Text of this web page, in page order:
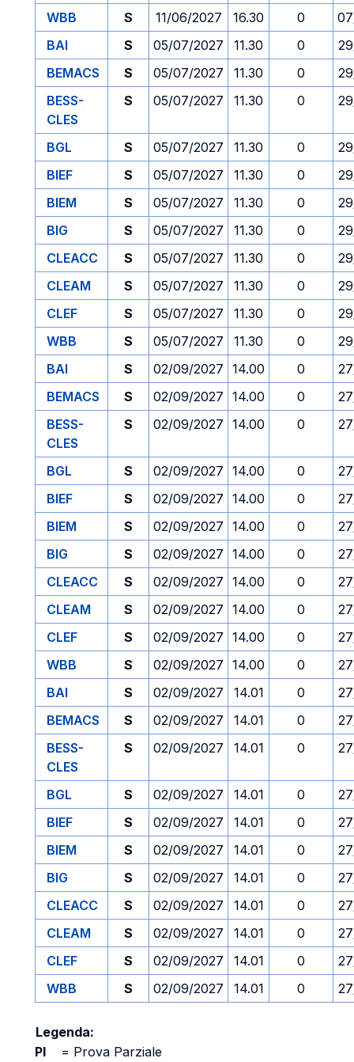
WBB
S 11/06/2027 16.30 0
BAI
S 05/07/2027 11.30 0
BEMACS
S 05/07/2027 11.30 0
BESS-
CLES
S 05/07/2027 11.30 0
BGL S 05/07/2027 11.30 0
BIEF
S 05/07/2027 11.30 0
BIEM
S 05/07/2027 11.30 0
BIG
S 05/07/2027 11.30 0
CLEACC
S 05/07/2027 11.30 0
CLEAM
S 05/07/2027 11.30 0
CLEF
S 05/07/2027 11.30 0
WBB
S 05/07/2027 11.30 0
BAI
S 02/09/2027 14.00 0
BEMACS
S 02/09/2027 14.00 0
BESS-
CLES
S 02/09/2027 14.00 0
BGL S 02/09/2027 14.00 0
BIEF
S 02/09/2027 14.00 0
BIEM
S 02/09/2027 14.00 0
BIG
S 02/09/2027 14.00 0
CLEACC
S 02/09/2027 14.00 0
CLEAM
S 02/09/2027 14.00 0
CLEF
S 02/09/2027 14.00 0
WBB
S 02/09/2027 14.00 0
BAI
S 02/09/2027 14.01 0
BEMACS
S 02/09/2027 14.01 0
BESS-
CLES
S 02/09/2027 14.01 0
BGL S 02/09/2027 14.01 0
BIEF
S 02/09/2027 14.01 0
BIEM
S 02/09/2027 14.01 0
BIG
S 02/09/2027 14.01 0
CLEACC
S 02/09/2027 14.01 0
CLEAM
S 02/09/2027 14.01 0
CLEF
S 02/09/2027 14.01 0
WBB
S 02/09/2027 14.01 0
Legenda:
PI
= Prova Parziale